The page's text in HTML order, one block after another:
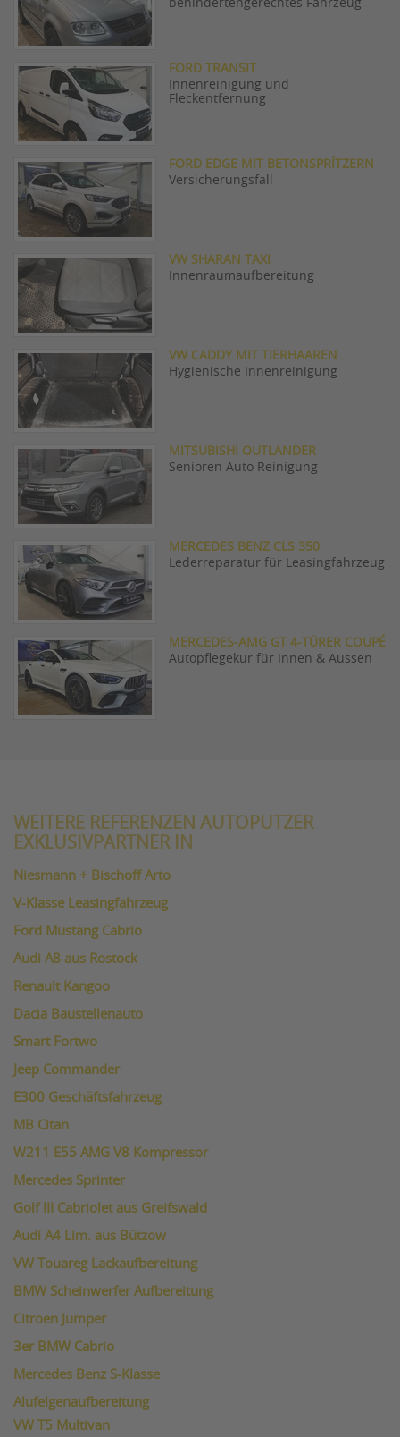
behindertengerechtes Fahrzeug
FORD TRANSIT
Innenreinigung und
Fleckentfernung
FORD EDGE MIT BETONSPRÍTZERN
Versicherungsfall
VW SHARAN TAXI
Innenraumaufbereitung
VW CADDY MIT TIERHAAREN
Hygienische Innenreinigung
MITSUBISHI OUTLANDER
Senioren Auto Reinigung
MERCEDES BENZ CLS 350
Lederreparatur für Leasingfahrzeug
MERCEDES-AMG GT 4-TÜRER COUPÉ
Autopflegekur für Innen & Aussen
WEITERE REFERENZEN AUTOPUTZER
EXKLUSIVPARTNER IN
Niesmann + Bischoff Arto
V-Klasse Leasingfahrzeug
Ford Mustang Cabrio
Audi A8 aus Rostock
Renault Kangoo
Dacia Baustellenauto
Smart Fortwo
Jeep Commander
E300 Geschäftsfahrzeug
MB Citan
W211 E55 AMG V8 Kompressor
Mercedes Sprinter
Golf III Cabriolet aus Greifswald
Audi A4 Lim. aus Bützow
VW Touareg Lackaufbereitung
BMW Scheinwerfer Aufbereitung
Citroen Jumper
3er BMW Cabrio
Mercedes Benz S-Klasse
Alufelgenaufbereitung
VW T5 Multivan